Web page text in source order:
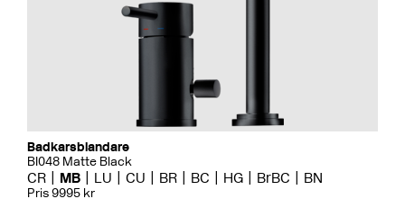
Badkarsblandare
BI048 Matte Black
CR MB LU CU BR BC HG BrBC BN
Pris 9995 kr